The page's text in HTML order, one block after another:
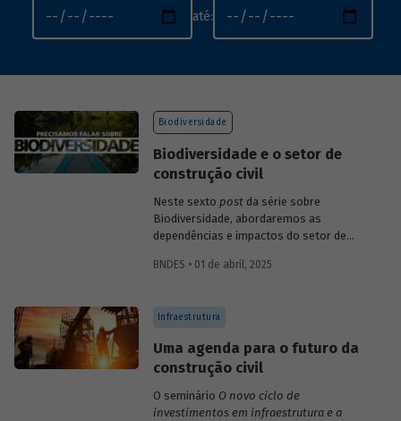
até:
Biodiversidade
Biodiversidade e o setor de
construção civil
Neste sexto postda série sobre
Biodiversidade, abordaremos as
dependências e impactos do setor de
BNDES • 01 de abril, 2025
Infraestrutura
Uma agenda para o futuro da
construção civil
O seminário O novo ciclo de
investimentos em infraestrutura e a